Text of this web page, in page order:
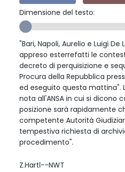
Dimensione del testo:
"Bari, Napoli, Aurelio e Luigi
appreso esterrefatti le
decreto di perquisizione e
Procura della Repubblica
ed eseguito questa mattina".
nota all'ANSA in cui si dicono
posizione sarà rapidamente
competente Autorità
tempestiva richiesta di
procedimento".
Z.Hartl--NWT